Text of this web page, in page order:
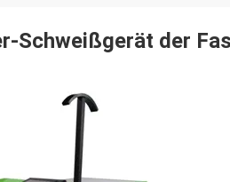
Schweißgerät der